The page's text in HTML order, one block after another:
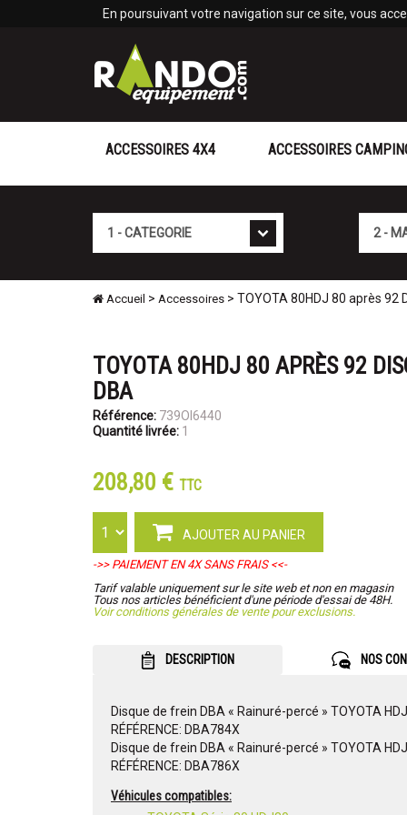
En poursuivant votre navigation sur ce site, vous
ACCESSOIRES 4X4 ACCESSOIRES
Accueil > Accessoires > TOYOTA 80HDJ 80 après
TOYOTA 80HDJ 80 APRÈS 92
DBA
Référence: 739OI6440
Quantité livrée: 1
208,80 € TTC
AJOUTER AU PANIER
->> PAIEMENT EN 4X SANS FRAIS <<-
Tarif valable uniquement sur le site web et non en magasin
Tous nos articles bénéficient d'une période d'essai de 48H.
Voir conditions générales de vente pour exclusions.
DESCRIPTION NOS
Disque de frein DBA « Rainuré-percé » TOYOTA
RÉFÉRENCE: DBA784X
Disque de frein DBA « Rainuré-percé » TOYOTA
RÉFÉRENCE: DBA786X
Véhicules compatibles:
Panneau de gestion des cookies